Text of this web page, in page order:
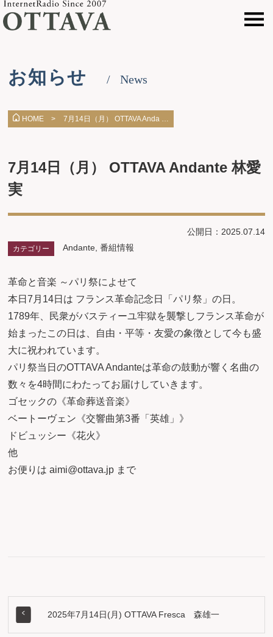
お知らせ News
HOME > 7月14日（月） OTTAVA Anda …
7月14日（月） OTTAVA Andante 林愛
実
公開日：2025.07.14
カテゴリー Andante ,番組情報
革命と音楽 ～パリ祭によせて
本日7月14日は フランス革命記念日「パリ祭」の日。
1789年、民衆がバスティーユ牢獄を襲撃しフランス革命が
始まったこの日は、自由・平等・友愛の象徴として今も盛
大に祝われています。
パリ祭当日のOTTAVA Andanteは革命の鼓動が響く名曲の
数々を4時間にわたってお届けしていきます。
ゴセックの《革命葬送音楽》
ベートーヴェン《交響曲第3番「英雄」》
ドビュッシー《花火》
他
お便りは aimi@ottava.jp まで
2025年7月14日(月) OTTAVA Fresca 森雄一